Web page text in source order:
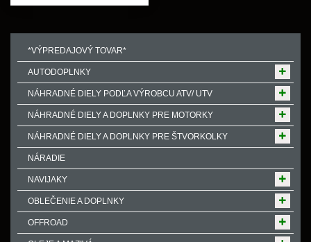
*VÝPREDAJOVÝ TOVAR*
AUTODOPLNKY
NÁHRADNÉ DIELY PODĽA VÝROBCU ATV/ UTV
NÁHRADNÉ DIELY A DOPLNKY PRE MOTORKY
NÁHRADNÉ DIELY A DOPLNKY PRE ŠTVORKOLKY
NÁRADIE
NAVIJAKY
OBLEČENIE A DOPLNKY
OFFROAD